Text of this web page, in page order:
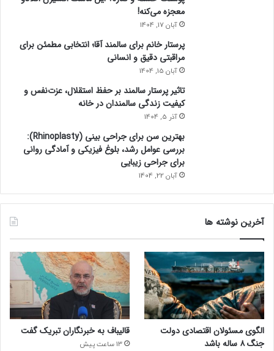
معجزه می‌کنه!
آبان 17, 1404
پرستار خانم برای سالمند آقا؛ انتخابی مطمئن برای
مراقبتی دقیق و انسانی
آبان 15, 1404
تاثیر پرستار سالمند بر حفظ استقلال، عزت‌نفس و
کیفیت زندگی سالمندان در خانه
آذر 5, 1404
بهترین سن برای جراحی بینی (Rhinoplasty):
بررسی عوامل رشد، بلوغ فیزیکی و آمادگی روانی
برای جراحی زیبایی
آبان 22, 1404
آخرین نوشته ها
الگوی مسئولان اقتصادی دولت
جنگ ۸ ساله باشد
قالیباف به خبرنگاران تبریک گفت
13 ساعت پیش